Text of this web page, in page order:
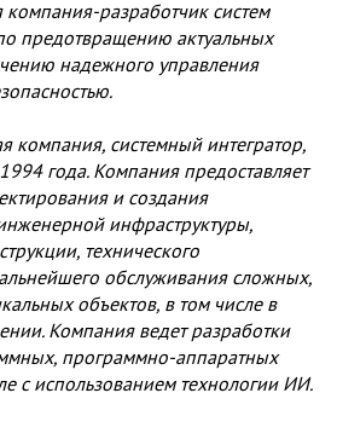
компания-разработчик систем
предотвращению актуальных
надежного управления
компания, системный интегратор,
года. Компания предоставляет
и создания
инфраструктуры,
технического
обслуживания сложных,
объектов, в том числе в
Компания ведет разработки
программно-аппаратных
с использованием технологии ИИ.